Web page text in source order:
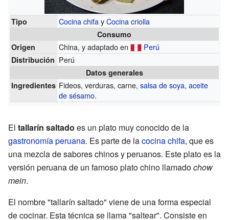
Tipo Cocina chifayCocina criolla
Consumo
Origen
China, y adaptado en Perú
Distribución Perú
Datos generales
Ingredientes Fideos, verduras, carne,salsa de soya,aceite
de sésamo.
El tallarín saltado es un plato muy conocido de la
gastronomía peruana. Es parte de lacocina chifa, que es
una mezcla de sabores chinos y peruanos. Este plato es la
versión peruana de un famoso plato chino llamadochow
mein.
El nombre "tallarín saltado" viene de una forma especial
de cocinar. Esta técnica se llama "saltear". Consiste en